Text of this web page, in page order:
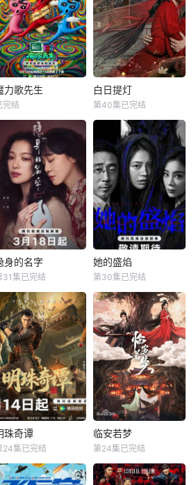
给站完成挑战任
务，获取里程盲
盒，一路向海，最
终解锁终极目标地
【嘿叭电影-热播电
影免费在线观看】
这不仅是档公路远
行节目，更
魔力歌先生
大张伟
来自各行各业、不
同身份年龄的魔力s
ir正式集结！进阶
舞台考核已就位，
竞逐魔力歌的极致
演绎，在欢乐解
压、魔力开唱的氛
围里，共同诞生年
度魔力歌先生，一
段充满未知与惊喜
启【嘿叭电影-高清
视频
力歌先生
完结
白日提灯
陈飞宇
魏哲鸣
改编自黎青燃小说
《白日提灯》。
天赋卓然的鬼王
贺思慕，在休
白日提灯
第40集已完结
隐身的名字
刘雅瑟
本剧改编自豆瓣阅
读连载小说《隐身
的名字》，作者易
难【嘿叭电影-高清
视频免费在线观
看】
身的名字
31集已完结
她的盛焰
袁姗姗
三年前，数学天才
饶雨瓷被闺蜜兼创
业合伙人白靓靓设
计构陷，因‘药物成
瘾’袭击母亲，被家
人强制送进了心康
治疗中心接受治
疗，而白靓靓靠卖
掉两人创办的公
司，成为历森集团
情、爱情、事业悉
她的盛焰
第30集已完结
明珠奇谭
李艺彤
珠奇谭
24集已完结
临安若梦
白川
临安若梦
第24集已完结